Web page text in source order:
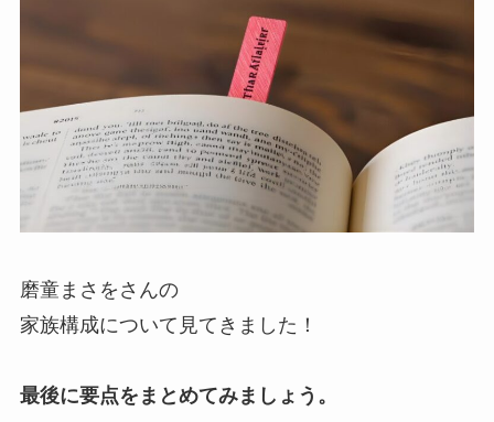
磨童まさをさんの
家族構成について見てきました！
最後に要点をまとめてみましょう。